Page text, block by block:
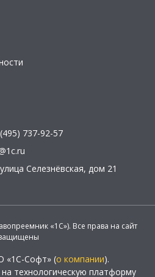
737-92-57
улица Селезнёвская, дом 21
«1С»). Все права на сайт
«1С-Софт» (о компании).
технологическую платформу